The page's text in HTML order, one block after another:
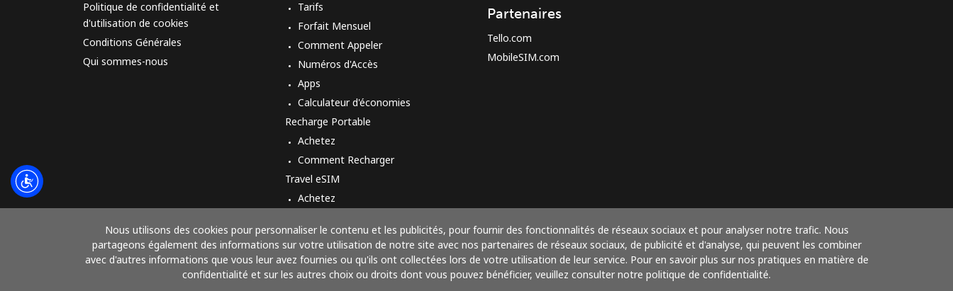
Nous utilisons des cookies pour personnaliser le contenu et les publicités, pour fournir des fonctionnalités de réseaux sociaux et pour analyser notre trafic. Nous
partageons également des informations sur votre utilisation de notre site avec nos partenaires de réseaux sociaux, de publicité et d'analyse, qui peuvent les combiner
avec d'autres informations que vous leur avez fournies ou qu'ils ont collectées lors de votre utilisation de leur service. Pour en savoir plus sur nos pratiques en matière de
confidentialité et sur les autres choix ou droits dont vous pouvez bénéficier, veuillez consulter notre politique de confidentialité.
Politique de confidentialité et
d'utilisation de cookies
Conditions Générales
Qui sommes-nous
Tarifs
Forfait Mensuel
Comment Appeler
Numéros d'Accès
Apps
Calculateur d'économies
Recharge Portable
Achetez
Comment Recharger
Travel eSIM
Achetez
Partenaires
Tello.com
MobileSIM.com
Payez avec